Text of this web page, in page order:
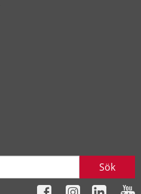
Sök